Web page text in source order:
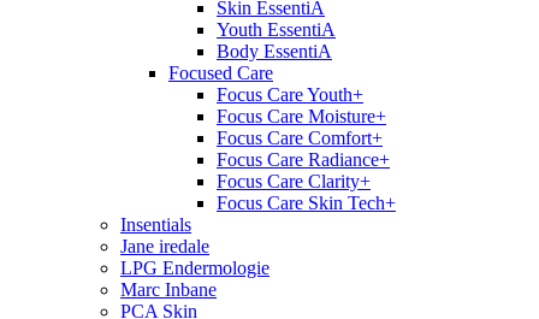
Skin EssentiA
Youth EssentiA
Body EssentiA
Focused Care
Focus Care Youth+
Focus Care Moisture+
Focus Care Comfort+
Focus Care Radiance+
Focus Care Clarity+
Focus Care Skin Tech+
Insentials
Jane iredale
LPG Endermologie
Marc Inbane
PCA Skin